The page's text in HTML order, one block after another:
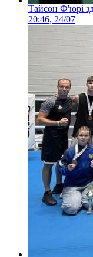
Тайсон Ф'юрі
20:46, 24/07